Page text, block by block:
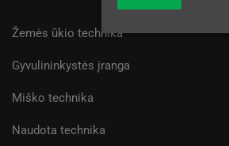
Žemės ūkio technika
Gyvulininkystės įranga
Miško technika
Naudota technika